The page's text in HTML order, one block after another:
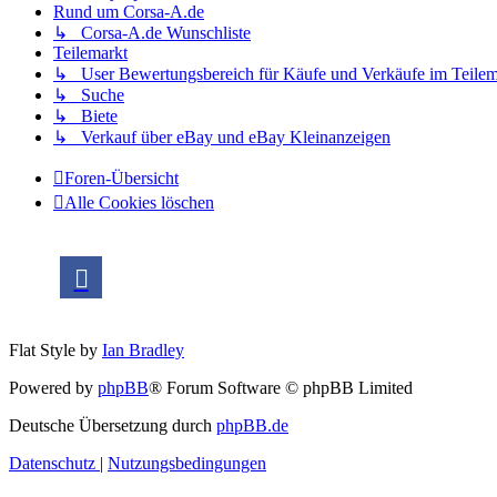
Rund um Corsa-A.de
↳ Corsa-A.de Wunschliste
Teilemarkt
↳ User Bewertungsbereich für Käufe und Verkäufe im
↳ Suche
↳ Biete
↳ Verkauf über eBay und eBay Kleinanzeigen
Foren-Übersicht
Alle Cookies löschen
Flat Style by Ian Bradley
Powered by phpBB® Forum Software © phpBB Limited
Deutsche Übersetzung durch phpBB.de
Datenschutz | Nutzungsbedingungen